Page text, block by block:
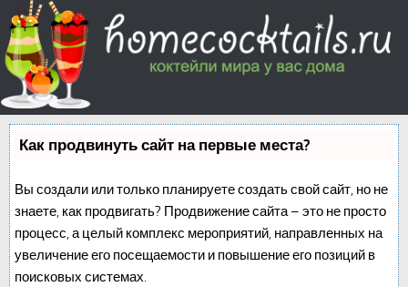
Как продвинуть сайт на первые места?
Вы создали или только планируете создать свой сайт, но не
знаете, как продвигать? Продвижение сайта – это не просто
процесс, а целый комплекс мероприятий, направленных на
увеличение его посещаемости и повышение его позиций в
поисковых системах.